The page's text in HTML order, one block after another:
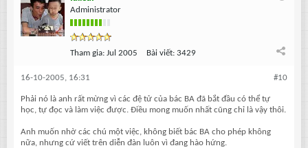
Administrator
Tham gia: Jul 2005 Bài viết: 3429
#10
16-10-2005, 16:31
Phải nó là anh rất mừng vì các đệ tử của bác BA đã bắt đầu có thể tự
học, tự đọc và làm việc được. Điều mong muốn nhất cũng chỉ là vậy thôi.
Anh muốn nhờ các chú một việc, không biết bác BA cho phép không
nữa, nhưng cứ viết trên diễn đàn luôn vì đang hào hứng.